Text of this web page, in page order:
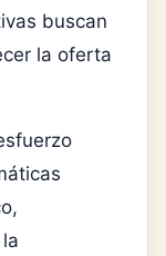
buscan
la oferta